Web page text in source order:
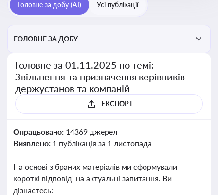
Головне за добу (AI) Усі публікації
ГОЛОВНЕ ЗА ДОБУ
Головне за 01.11.2025 по темі:
Звільнення та призначення керівників
держустанов та компаній
ЕКСПОРТ
Опрацьовано: 14369 джерел
Виявлено: 1 публікація за 1 листопада
На основі зібраних матеріалів ми сформували
короткі відповіді на актуальні запитання. Ви
дізнаєтесь: